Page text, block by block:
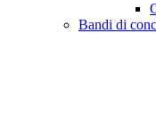
Bandi di